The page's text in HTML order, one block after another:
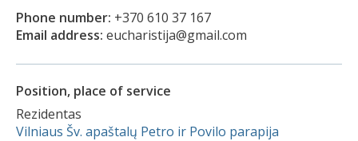
Phone number: +370 610 37 167
Email address: eucharistija@gmail.com
Position, place of service
Rezidentas
Vilniaus Šv. apaštalų Petro ir Povilo parapija